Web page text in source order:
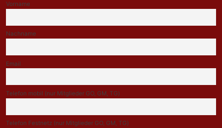
Vorname
Nachname
Email
Telefon mobil (nur Mitglieder GO, GM, TG)
Telefon Festnetz (nur Mitglieder GO, GM, TG)